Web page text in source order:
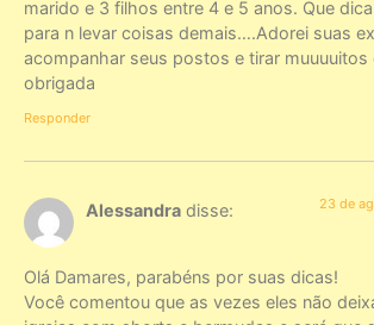
marido e 3 filhos entre 4 e 5 anos. Que
para n levar coisas demais….Adorei suas
acompanhar seus postos e tirar
obrigada
Responder
Alessandra disse: 23 de
Olá Damares, parabéns por suas dicas!
Você comentou que as vezes eles não